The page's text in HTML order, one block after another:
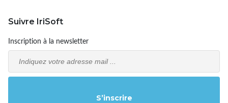
Suivre IriSoft
Inscription à la newsletter
Email
S’inscrire